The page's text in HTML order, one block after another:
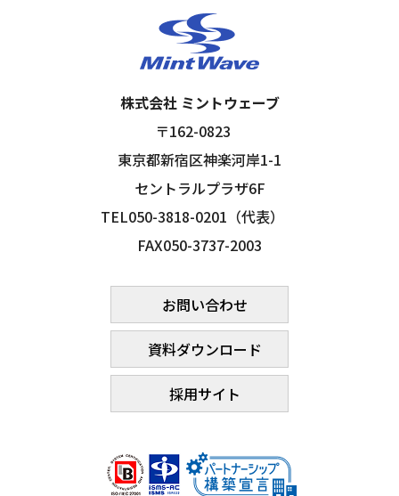
株式会社 ミントウェーブ
〒162-0823
東京都新宿区神楽河岸1-1
セントラルプラザ6F
TEL050-3818-0201（代表）
FAX050-3737-2003
お問い合わせ
資料ダウンロード
採用サイト